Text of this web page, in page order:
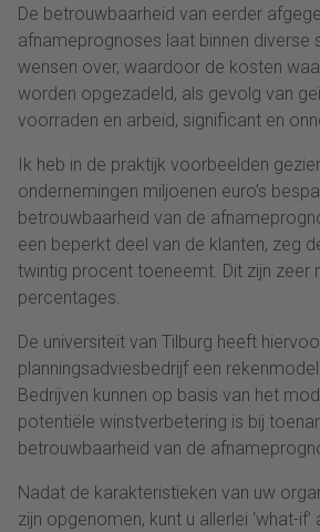
De betrouwbaarheid van eerder
afnameprognoses laat binnen diverse
wensen over, waardoor de kosten
worden opgezadeld, als gevolg van
voorraden en arbeid, significant en
Ik heb in de praktijk voorbeelden
ondernemingen miljoenen euro’s
betrouwbaarheid van de
een beperkt deel van de klanten, zeg
twintig procent toeneemt. Dit zijn zeer
percentages.
De universiteit van Tilburg heeft
planningsadviesbedrijf een
Bedrijven kunnen op basis van het
potentiële winstverbetering is bij
betrouwbaarheid van de
Nadat de karakteristieken van uw
zijn opgenomen, kunt u allerlei ‘what-if’